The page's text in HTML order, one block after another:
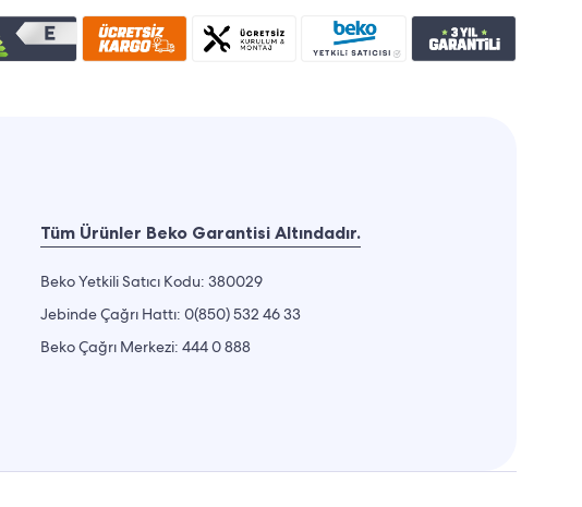
Tüm Ürünler Beko Garantisi Altındadır.
Beko Yetkili Satıcı Kodu: 380029
Jebinde Çağrı Hattı: 0(850) 532 46 33
Beko Çağrı Merkezi: 444 0 888